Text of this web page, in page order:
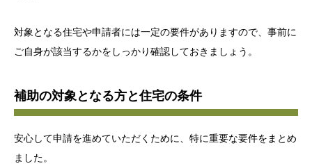
対象となる住宅や申請者には一定の要件がありますので、事前に
ご自身が該当するかをしっかり確認しておきましょう。
補助の対象となる方と住宅の条件
安心して申請を進めていただくために、特に重要な要件をまとめ
ました。